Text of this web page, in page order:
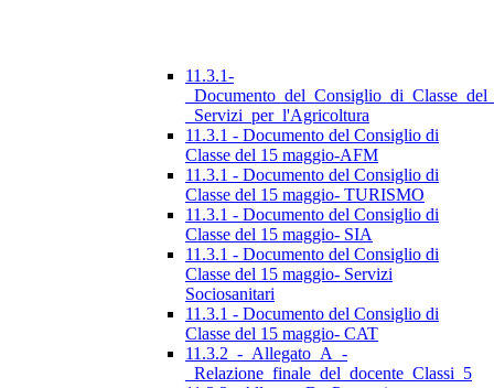
11.3.1-
_Servizi_per_l'Agricoltura
11.3.1 - Documento del Consiglio di
Classe del 15 maggio-AFM
11.3.1 - Documento del Consiglio di
Classe del 15 maggio- TURISMO
11.3.1 - Documento del Consiglio di
Classe del 15 maggio- SIA
11.3.1 - Documento del Consiglio di
Classe del 15 maggio- Servizi
Sociosanitari
11.3.1 - Documento del Consiglio di
Classe del 15 maggio- CAT
11.3.2_-_Allegato_A_-
_Relazione_finale_del_docente_Classi_5